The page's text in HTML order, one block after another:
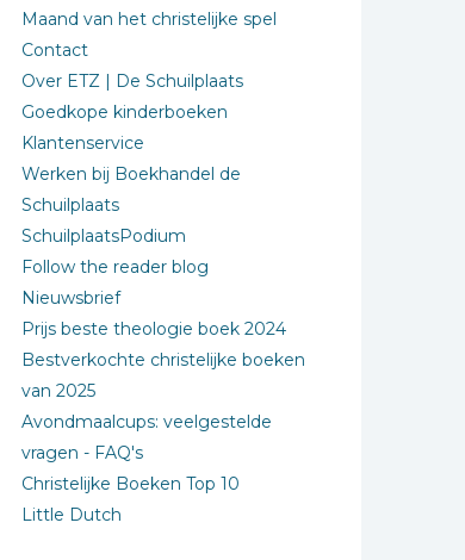
Maand van het christelijke spel
Contact
Over ETZ | De Schuilplaats
Goedkope kinderboeken
Klantenservice
Werken bij Boekhandel de
Schuilplaats
SchuilplaatsPodium
Follow the reader blog
Nieuwsbrief
Prijs beste theologie boek 2024
Bestverkochte christelijke boeken
van 2025
Avondmaalcups: veelgestelde
vragen - FAQ's
Christelijke Boeken Top 10
Little Dutch